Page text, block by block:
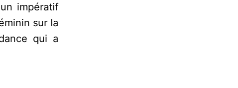
impératif
sur la
qui a